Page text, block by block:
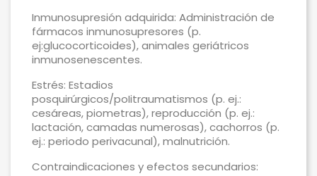
Inmunosupresión adquirida: Administración de
fármacos inmunosupresores (p.
ej:glucocorticoides), animales geriátricos
inmunosenescentes.
Estrés: Estadios
posquirúrgicos/poIitraumatismos (p. ej.:
cesáreas, piometras), reproducción (p. ej.:
lactación, camadas numerosas), cachorros (p.
ej.: periodo perivacunal), malnutrición.
Contraindicaciones y efectos secundarios: